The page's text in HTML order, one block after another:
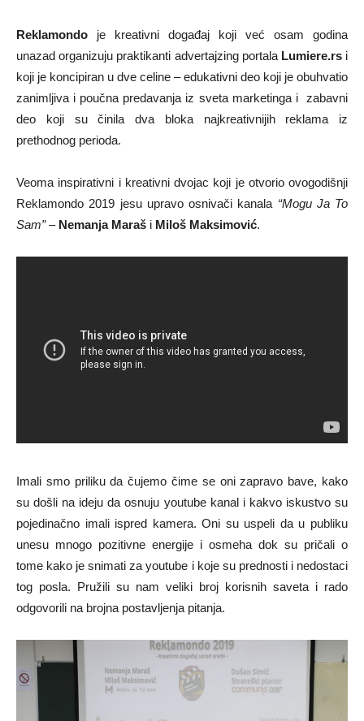
Reklamondo je kreativni događaj koji već osam godina
unazad organizuju praktikanti advertajzing portala Lumiere.rsi
koji je koncipiran u dve celine – edukativni deo koji je obuhvatio
zanimljiva i poučna predavanja iz sveta marketinga i zabavni
deo koji su činila dva bloka najkreativnijih reklama iz
prethodnog perioda.
Veoma inspirativni i kreativni dvojac koji je otvorio ovogodišnji
Reklamondo 2019 jesu upravo osnivači kanala “Mogu Ja To
Sam”– Nemanja Maraš i Miloš Maksimović.
Imali smo priliku da čujemo čime se oni zapravo bave, kako
su došli na ideju da osnuju youtube kanal i kakvo iskustvo su
pojedinačno imali ispred kamera.Oni su uspeli da u publiku
unesu mnogo pozitivne energije i osmeha dok su pričali o
tome kako je snimati za youtube i koje su prednosti i nedostaci
tog posla. Pružili su nam veliki broj korisnih saveta i rado
odgovorili na brojna postavljenja pitanja.